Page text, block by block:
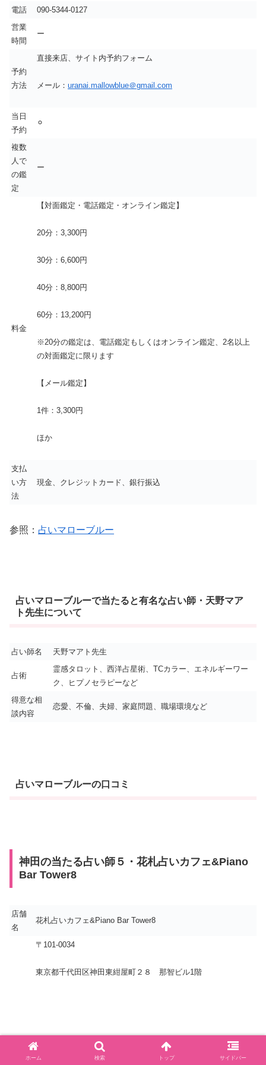
電話
090-5344-0127
営業
時間
ー
予約
方法
直接来店、サイト内予約フォーム
メール： uranai.mallowblue＠gmail.com
当日
予約
⚪︎
複数
人で
の鑑
定
ー
料金
【対面鑑定・電話鑑定・オンライン鑑定】
20分：3,300円
30分：6,600円
40分：8,800円
60分：13,200円
※20分の鑑定は、電話鑑定もしくはオンライン鑑定、2名以上
の対面鑑定に限ります
【メール鑑定】
1件：3,300円
ほか
支払
い方
法
現金、クレジットカード、銀行振込
参照： 占いマローブルー
占いマローブルーで当たると有名な占い師・天野マア
ト先生について
占い師名 天野マアト先生
占術
霊感タロット、西洋占星術、TCカラー、エネルギーワー
ク、ヒプノセラピーなど
得意な相
談内容
恋愛、不倫、夫婦、家庭問題、職場環境など
占いマローブルーの口コミ
神田の当たる占い師５・花札占いカフェ&Piano
Bar Tower8
店舗
名
花札占いカフェ&Piano Bar Tower8
〒101-0034
東京都千代田区神田東紺屋町２８ 那智ビル1階
ホーム 検索 トップ サイドバー